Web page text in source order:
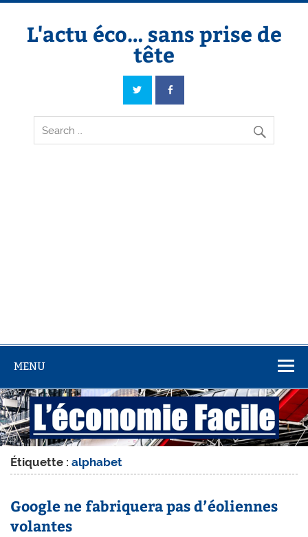
Skip
contentL'actu éco… sans prise de
tête
L'actu éco… sans prise de tête
MENU
Étiquette :alphabet
Google ne fabriquera pas d’éoliennes
volantes